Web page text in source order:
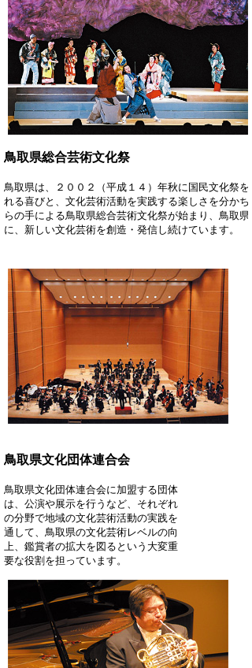
鳥取県総合芸術文化祭
鳥取県は、２００２（平成１４）年秋に国民文化祭
れる喜びと、文化芸術活動を実践する楽しさを分か
らの手による鳥取県総合芸術文化祭が始まり、鳥取
に、新しい文化芸術を創造・発信し続けています。
鳥取県文化団体連合会
鳥取県文化団体連合会に加盟する団体
は、公演や展示を行うなど、それぞれ
の分野で地域の文化芸術活動の実践を
通して、鳥取県の文化芸術レベルの向
上、鑑賞者の拡大を図るという大変重
要な役割を担っています。